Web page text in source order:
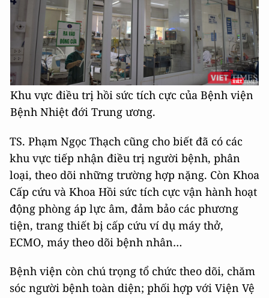
Khu vực điều trị hồi sức tích cực của Bệnh viện
Bệnh Nhiệt đới Trung ương.
TS. Phạm Ngọc Thạch cũng cho biết đã có các
khu vực tiếp nhận điều trị người bệnh, phân
loại, theo dõi những trường hợp nặng. Còn Khoa
Cấp cứu và Khoa Hồi sức tích cực vận hành hoạt
động phòng áp lực âm, đảm bảo các phương
tiện, trang thiết bị cấp cứu ví dụ máy thở,
ECMO, máy theo dõi bệnh nhân…
Bệnh viện còn chú trọng tổ chức theo dõi, chăm
sóc người bệnh toàn diện; phối hợp với Viện Vệ